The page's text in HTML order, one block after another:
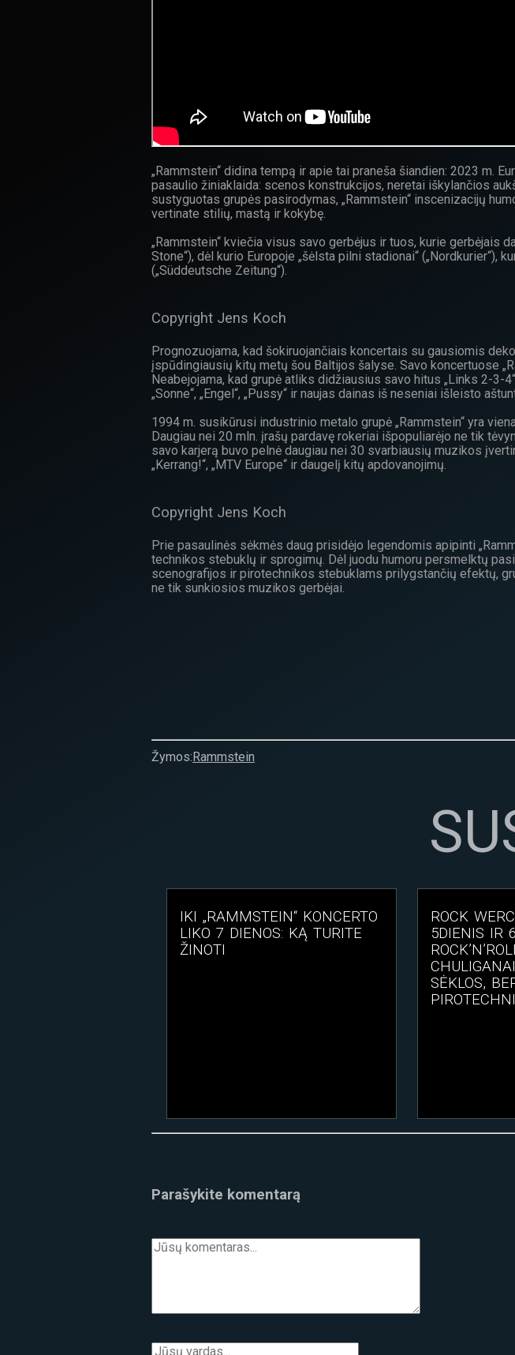
„Rammstein“ didina tempą ir apie tai praneša šiandien: 2023 m.
pasaulio žiniaklaida: scenos konstrukcijos, neretai iškylančios
sustyguotas grupės pasirodymas, „Rammstein“ inscenizacijų
vertinate stilių, mastą ir kokybę.
„Rammstein“ kviečia visus savo gerbėjus ir tuos, kurie gerbėjais
Stone“), dėl kurio Europoje „šėlsta pilni stadionai“
(„Süddeutsche Zeitung“).
Copyright Jens Koch
Prognozuojama, kad šokiruojančiais koncertais su gausiomis
įspūdingiausių kitų metų šou Baltijos šalyse. Savo koncertuose
Neabejojama, kad grupė atliks didžiausius savo hitus „Links 2-3-4“,
„Sonne“, „Engel“, „Pussy“ ir naujas dainas iš neseniai išleisto
1994 m. susikūrusi industrinio metalo grupė „Rammstein“ yra
Daugiau nei 20 mln. įrašų pardavę rokeriai išpopuliarėjo ne tik
savo karjerą buvo pelnė daugiau nei 30 svarbiausių muzikos
„Kerrang!“, „MTV Europe“ ir daugelį kitų apdovanojimų.
Copyright Jens Koch
Prie pasaulinės sėkmės daug prisidėjo legendomis apipinti
technikos stebuklų ir sprogimų. Dėl juodu humoru persmelktų
scenografijos ir pirotechnikos stebuklams prilygstančių efektų,
ne tik sunkiosios muzikos gerbėjai.
Žymos:Rammstein
IKI „RAMMSTEIN“ KONCERTO
LIKO 7 DIENOS: KĄ TURITE
ŽINOTI
ROCK
5DIENIS IR
SĖKLOS,
Parašykite komentarą